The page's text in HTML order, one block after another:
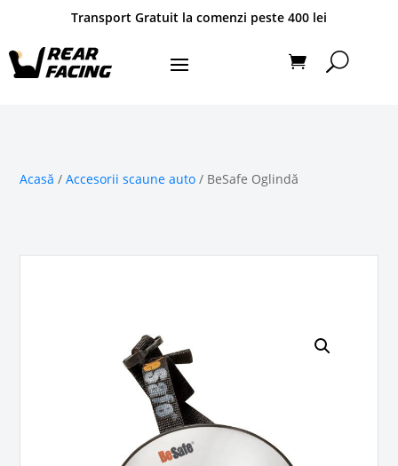
Transport Gratuit la comenzi peste 400 lei
Acasă /Accesorii scaune auto / BeSafe Oglindă